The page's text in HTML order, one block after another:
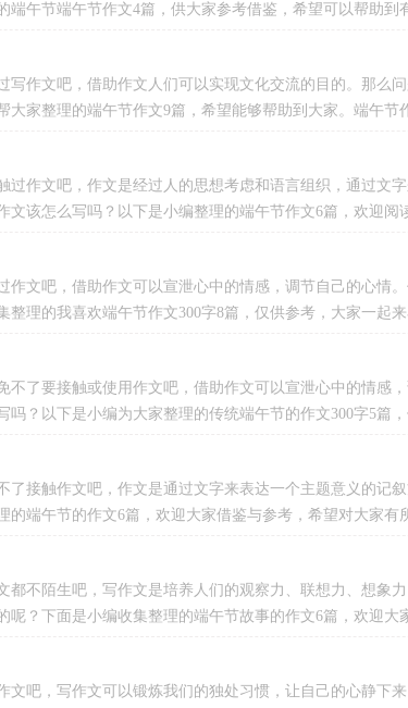
端午节端午节作文4篇，供大家参考借鉴，希望可以帮助到
写作文吧，借助作文人们可以实现文化交流的目的。那么
大家整理的端午节作文9篇，希望能够帮助到大家。端午节
过作文吧，作文是经过人的思想考虑和语言组织，通过文
文该怎么写吗？以下是小编整理的端午节作文6篇，欢迎阅
作文吧，借助作文可以宣泄心中的情感，调节自己的心情
整理的我喜欢端午节作文300字8篇，仅供参考，大家一起
不了要接触或使用作文吧，借助作文可以宣泄心中的情感
吗？以下是小编为大家整理的传统端午节的作文300字5篇
了接触作文吧，作文是通过文字来表达一个主题意义的记
的端午节的作文6篇，欢迎大家借鉴与参考，希望对大家有
都不陌生吧，写作文是培养人们的观察力、联想力、想象
呢？下面是小编收集整理的端午节故事的作文6篇，欢迎大
文吧，写作文可以锻炼我们的独处习惯，让自己的心静下